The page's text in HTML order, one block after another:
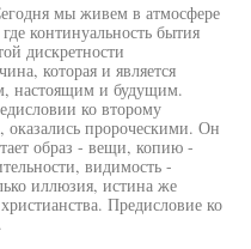
мы живем в атмосфере
континуальность бытия
дискретности
которая и является
настоящим и будущим.
ко второму
пророческими. Он
образ - вещи, копию -
видимость -
иллюзия, истина же
Предисловие ко